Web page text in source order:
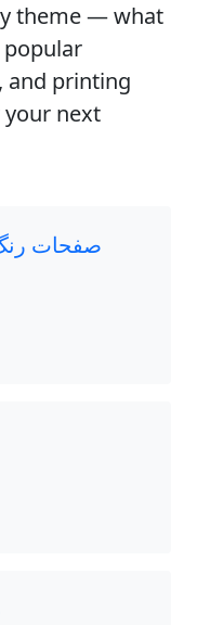
theme — what
popular
and printing
your next
صفحات